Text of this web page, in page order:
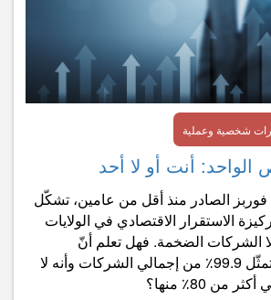
شخصية وعملية
أنت أو لا أحد
فوربز الصادر منذ أقل من عامين، تشكّل
الاستقرار الاقتصادي في الولايات
لا الشركات الضخمة. فهل تعلم أنّ
الشركات الصغيرة تمثّل 99.9٪ من إجمالي الشركات وأنه لا
80٪ منها؟